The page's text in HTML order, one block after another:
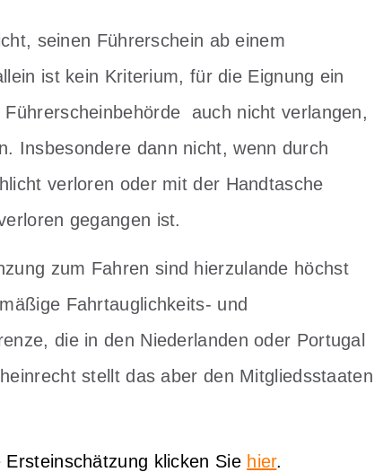
seinen Führerschein ab einem
ist kein Kriterium, für die Eignung ein
auch nicht verlangen,
Insbesondere dann nicht, wenn durch
verloren oder mit der Handtasche
gegangen ist.
zum Fahren sind hierzulande höchst
Fahrtauglichkeits- und
die in den Niederlanden oder Portugal
stellt das aber den Mitgliedsstaaten
klicken Sie hier.